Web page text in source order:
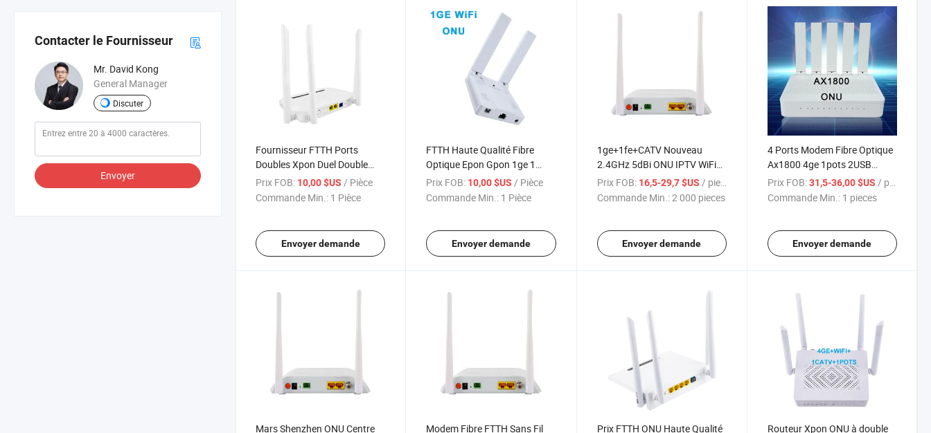
Contacter le Fournisseur
Mr. David Kong
General Manager
Discuter
Envoyer
Fournisseur FTTH Ports
Doubles Xpon Duel Double
Bande 2.4G 5g WiFi 6 Routeur
Ont 2ge Epon Gpon ONU Avec
Prix FOB: 10,00 $US / Pièce
Commande Min.: 1 Pièce
Envoyer demande
FTTH Haute Qualité Fibre
Optique Epon Gpon 1ge 1
Puerto WiFi 86 Boîte ONU Ont
Xpon Sfu Routeur Modem Prix
Prix FOB: 10,00 $US / Pièce
Commande Min.: 1 Pièce
Envoyer demande
1ge+1fe+CATV Nouveau
2.4GHz 5dBi ONU IPTV WiFi
Epon Gpon Xpon ONU avec
WiFi CATV
Prix FOB: 16,5-29,7 $US / pieces
Commande Min.:2 000 pieces
Envoyer demande
4 Ports Modem Fibre Optique
Ax1800 4ge 1pots 2USB
Double Bande 5g Xpon ONU
Gpon Epon Ont With2.4G 5 G
Prix FOB: 31,5-36,00 $US / pieces
Commande Min.: 1 pieces
Envoyer demande
Mars Shenzhen ONU Centre
Modem Fibre FTTH Sans Fil
Prix FTTH ONU Haute Qualité
Routeur Xpon ONU à double